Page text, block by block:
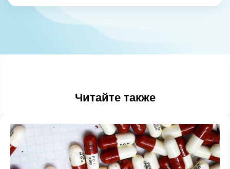
Читайте также